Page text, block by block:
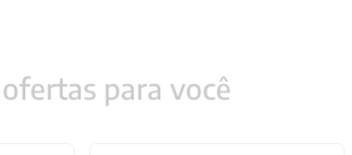
para você